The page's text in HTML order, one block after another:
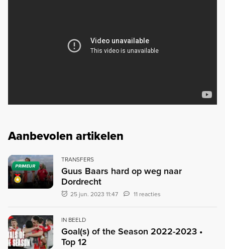
Aanbevolen artikelen
PRIMEUR
TRANSFERS
Guus Baars hard op weg naar
Dordrecht
25 jun. 2023 11:47 11 reacties
IN BEELD
Goal(s) of the Season 2022-2023 •
Top 12